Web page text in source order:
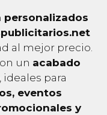
personalizados
al mejor precio.
un acabado
ideales para
eventos
y